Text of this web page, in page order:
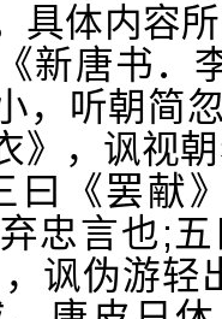
具体内容
新唐书．
，听朝简
，讽视
曰《罢献
忠言也;
讽伪游轻